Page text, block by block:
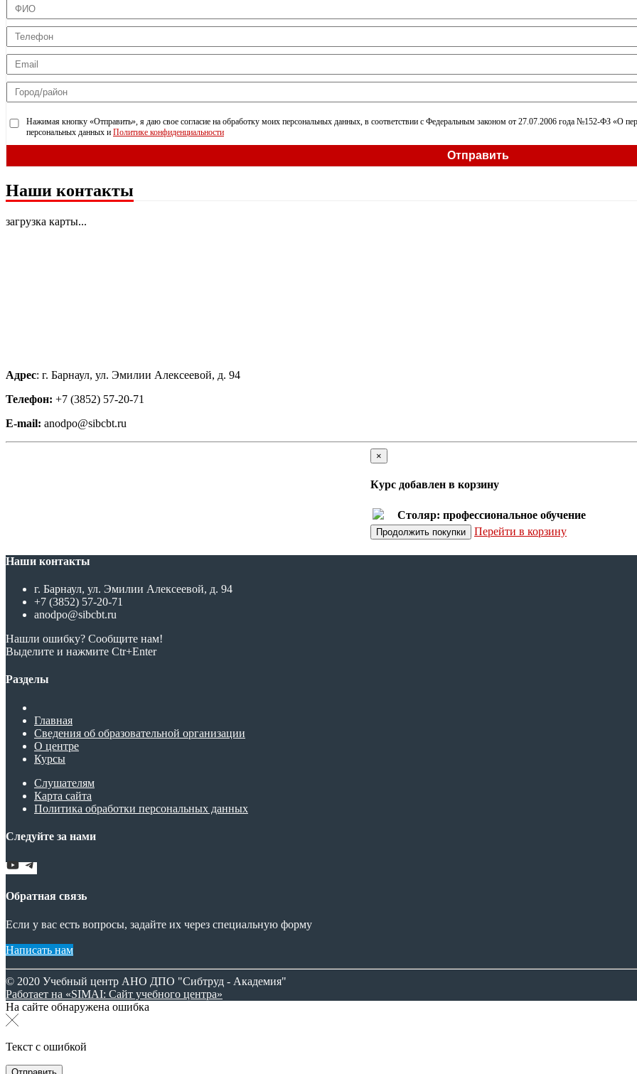
Нажимая кнопку «Отправить», я даю свое согласие на обработку моих персональных данных, в соответствии с Федеральным законом от 27.07.2006 года №152-ФЗ «О
персональных данных и Политике конфиденциальности
Наши контакты
загрузка карты...
Адрес: г. Барнаул, ул. Эмилии Алексеевой, д. 94
Телефон: +7 (3852) 57-20-71
E-mail: anodpo@sibcbt.ru
×
Курс добавлен в корзину
Столяр: профессиональное обучение
Продолжить покупки Перейти в корзину
Наши контакты
г. Барнаул, ул. Эмилии Алексеевой, д. 94
+7 (3852) 57-20-71
anodpo@sibcbt.ru
Нашли ошибку? Сообщите нам!
Выделите и нажмите Ctr+Enter
Разделы
Главная
Сведения об образовательной организации
О центре
Курсы
Слушателям
Карта сайта
Политика обработки персональных данных
Следуйте за нами
Обратная связь
Если у вас есть вопросы, задайте их через специальную форму
Написать нам
© 2020 Учебный центр АНО ДПО "Сибтруд - Академия"
Работает на «SIMAI: Сайт учебного центра»
На сайте обнаружена ошибка
Текст с ошибкой